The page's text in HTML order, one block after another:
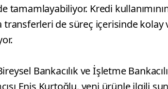
tamamlayabiliyor. Kredi
transferleri de süreç içerisinde kolay
Bankacılık ve İşletme
Enis Kurtoğlu, yeni ürünle ilgili